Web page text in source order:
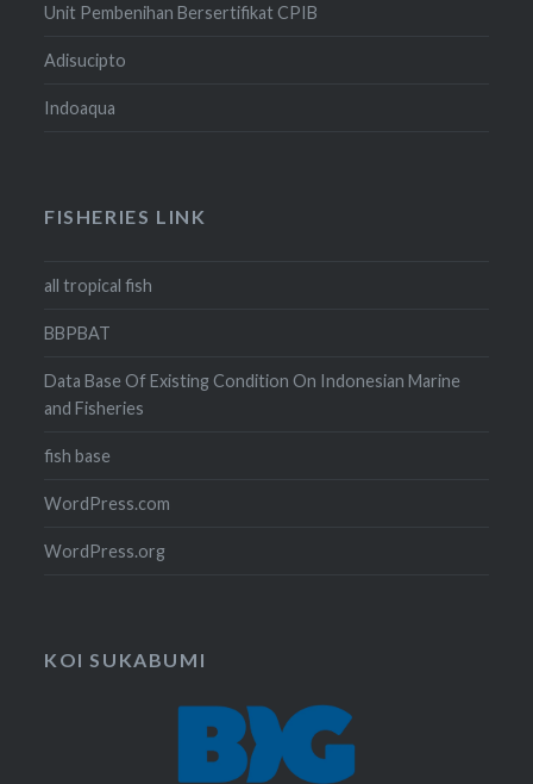
Unit Pembenihan Bersertifikat CPIB
Adisucipto
Indoaqua
FISHERIES LINK
all tropical fish
BBPBAT
Data Base Of Existing Condition On Indonesian Marine
and Fisheries
fish base
WordPress.com
WordPress.org
KOI SUKABUMI